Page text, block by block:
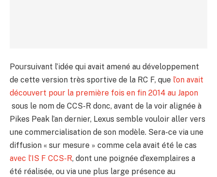
Poursuivant l’idée qui avait amené au développement
de cette version très sportive de la RC F, que l’on avait
découvert pour la première fois en fin 2014 au Japon
sous le nom de CCS-R donc, avant de la voir alignée à
Pikes Peak l’an dernier, Lexus semble vouloir aller vers
une commercialisation de son modèle. Sera-ce via une
diffusion « sur mesure » comme cela avait été le cas
avec l’IS F CCS-R, dont une poignée d’exemplaires a
été réalisée, ou via une plus large présence au